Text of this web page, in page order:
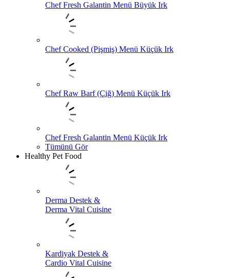
Chef Fresh Galantin Menü Büyük Irk
Chef Cooked (Pişmiş) Menü Küçük Irk
Chef Raw Barf (Çiğ) Menü Küçük Irk
Chef Fresh Galantin Menü Küçük Irk
Tümünü Gör
Healthy Pet Food
Derma Destek &
Derma Vital Cuisine
Kardiyak Destek &
Cardio Vital Cuisine